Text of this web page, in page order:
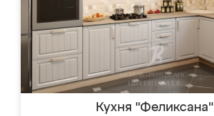
Кухня "Феликсана"